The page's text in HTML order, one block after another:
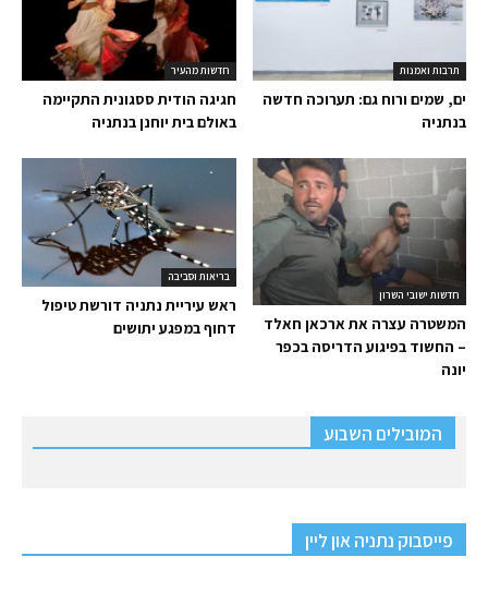
חדשות מהעיר
חגיגה הודית ססגונית התקיימה
באולם בית יוחנן בנתניה
תרבות ואמנות
ים, שמים ורוח גם: תערוכה חדשה
בנתניה
בריאות וסביבה
ראש עיריית נתניה דורשת טיפול
דחוף במפגע יתושים
חדשות ישובי השרון
המשטרה עצרה את ארכאן חאלד
– החשוד בפיגוע הדריסה בכפר
יונה
המובילים השבוע
פייסבוק נתניה און ליין